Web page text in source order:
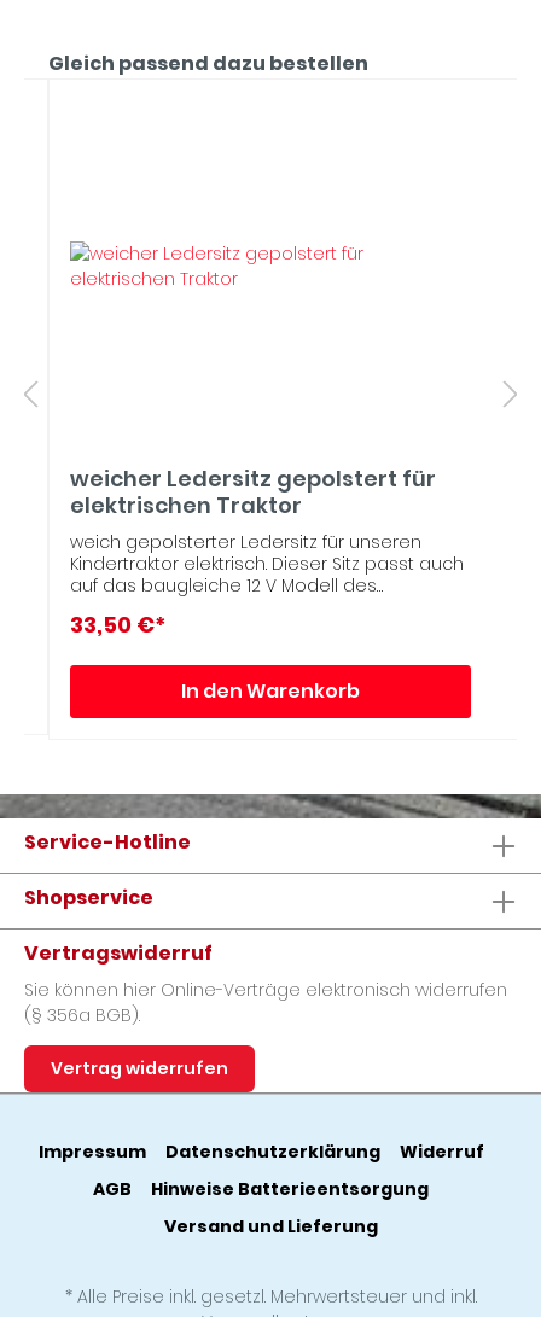
Gleich passend dazu bestellen
weicher Ledersitz gepolstert für
elektrischen Traktor
weich gepolsterter Ledersitz für unseren
Kindertraktor elektrisch. Dieser Sitz passt auch
auf das baugleiche 12 V Modell des
der normale Sitz in den Kindertraktor montiert.
nicht aus echtem Leder - Naht kann schief
sein und Produkt nicht 100% gerade sein - von
hinten und an den Seiten kann es zu
33,50 €*
In den Warenkorb
Service-Hotline
Shopservice
Vertragswiderruf
Sie können hier Online-Verträge elektronisch widerrufen
(§ 356a BGB).
Vertrag widerrufen
Impressum Datenschutzerklärung
Widerruf
AGB
Hinweise Batterieentsorgung
Versand und Lieferung
* Alle Preise inkl. gesetzl. Mehrwertsteuer und inkl.